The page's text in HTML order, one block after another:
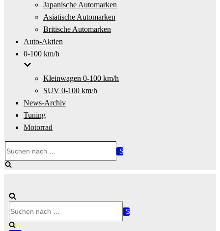
Japanische Automarken
Asiatische Automarken
Britische Automarken
Auto-Aktien
0-100 km/h
Kleinwagen 0-100 km/h
SUV 0-100 km/h
News-Archiv
Tuning
Motorrad
nach …
nach …